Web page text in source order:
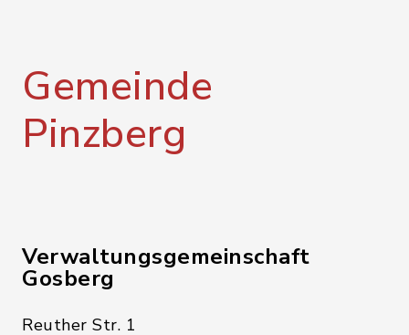
Gemeinde
Pinzberg
Verwaltungsgemeinschaft
Gosberg
Reuther Str. 1